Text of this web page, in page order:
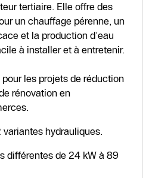
tertiaire. Elle offre des
un chauffage pérenne, un
et la production d’eau
à installer et à entretenir.
les projets de réduction
rénovation en
hydrauliques.
différentes de 24 kW à 89